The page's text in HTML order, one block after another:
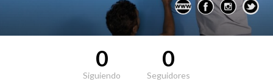
0
Siguiendo
0
Seguidores